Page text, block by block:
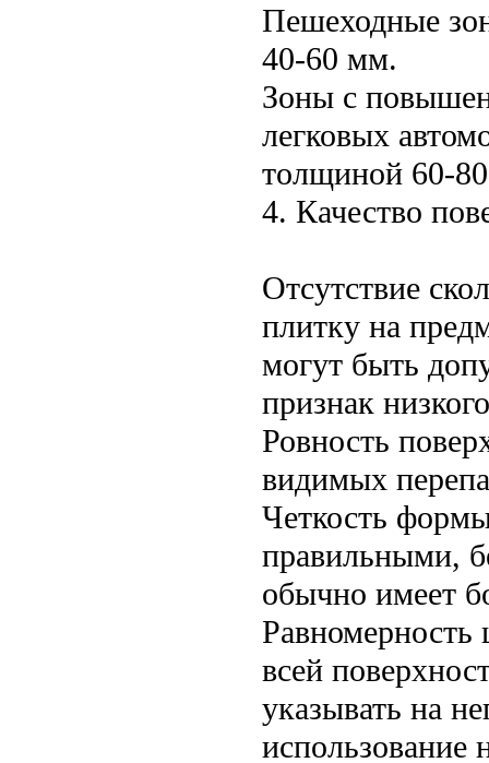
Пешеходные
40-60 мм.
Зоны с
легковых
толщиной 60-
4. Качество
Отсутствие
плитку на
могут быть
признак
Ровность
видимых
Четкость
правильными,
обычно имеет
всей
указывать на
использование